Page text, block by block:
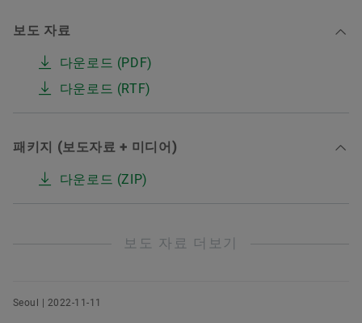
보도 자료
다운로드 (PDF)
다운로드 (RTF)
패키지 (보도자료 + 미디어)
다운로드 (ZIP)
보도 자료 더보기
Seoul | 2022-11-11